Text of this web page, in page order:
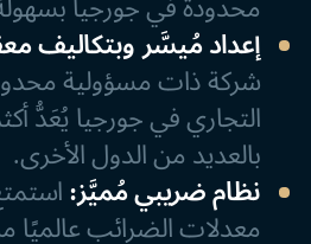
إعداد مُيسَّر وبتكاليف
شركة ذات مسؤولية
التجاري في جورجيا يُعَدُّ
بالعديد من الدول الأخرى.
نظام ضريبي مُميَّز:
معدلات الضرائب عالميًا